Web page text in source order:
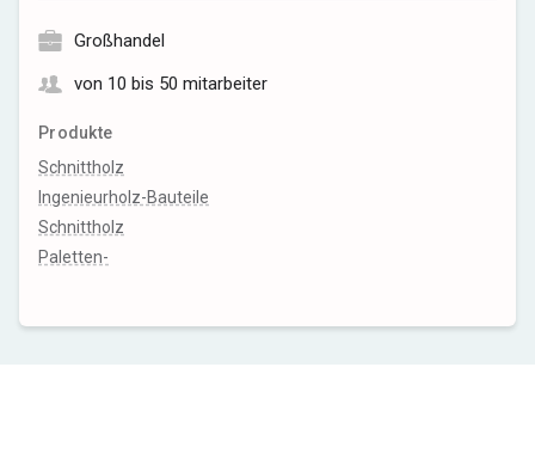
Großhandel
von 10 bis 50 mitarbeiter
Produkte
Schnittholz
Ingenieurholz-Bauteile
Schnittholz
Paletten-